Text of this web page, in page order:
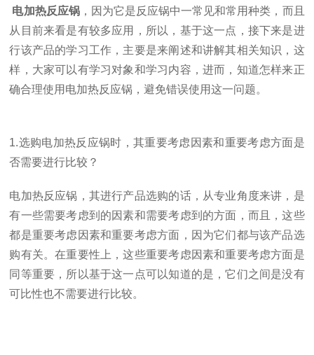
电加热反应锅，因为它是反应锅中一常见和常用种类，而且
从目前来看是有较多应用，所以，基于这一点，接下来是进
行该产品的学习工作，主要是来阐述和讲解其相关知识，这
样，大家可以有学习对象和学习内容，进而，知道怎样来正
确合理使用电加热反应锅，避免错误使用这一问题。
1.选购电加热反应锅时，其重要考虑因素和重要考虑方面是
否需要进行比较？
电加热反应锅，其进行产品选购的话，从专业角度来讲，是
有一些需要考虑到的因素和需要考虑到的方面，而且，这些
都是重要考虑因素和重要考虑方面，因为它们都与该产品选
购有关。在重要性上，这些重要考虑因素和重要考虑方面是
同等重要，所以基于这一点可以知道的是，它们之间是没有
可比性也不需要进行比较。